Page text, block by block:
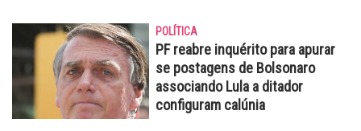
POLÍTICA
PF reabre inquérito para apurar
se postagens de Bolsonaro
associando Lula a ditador
configuram calúnia